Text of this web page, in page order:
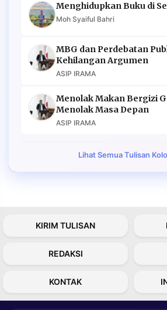
Menghidupkan Buku di
Moh Syaiful Bahri
MBG dan Perdebatan
Kehilangan Argumen
ASIP IRAMA
Menolak Makan Bergizi
Menolak Masa Depan
ASIP IRAMA
Lihat Semua Tulisan
KIRIM TULISAN
REDAKSI
KONTAK